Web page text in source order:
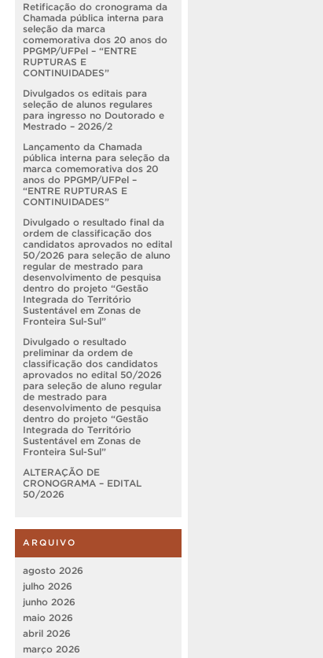
Retificação do cronograma da
Chamada pública interna para
seleção da marca
comemorativa dos 20 anos do
PPGMP/UFPel – “ENTRE
RUPTURAS E
CONTINUIDADES”
Divulgados os editais para
seleção de alunos regulares
para ingresso no Doutorado e
Mestrado – 2026/2
Lançamento da Chamada
pública interna para seleção da
marca comemorativa dos 20
anos do PPGMP/UFPel –
“ENTRE RUPTURAS E
CONTINUIDADES”
Divulgado o resultado final da
ordem de classificação dos
candidatos aprovados no edital
50/2026 para seleção de aluno
regular de mestrado para
desenvolvimento de pesquisa
dentro do projeto “Gestão
Integrada do Território
Sustentável em Zonas de
Fronteira Sul-Sul”
Divulgado o resultado
preliminar da ordem de
classificação dos candidatos
aprovados no edital 50/2026
para seleção de aluno regular
de mestrado para
desenvolvimento de pesquisa
dentro do projeto “Gestão
Integrada do Território
Sustentável em Zonas de
Fronteira Sul-Sul”
ALTERAÇÃO DE
CRONOGRAMA – EDITAL
50/2026
ARQUIVO
agosto 2026
julho 2026
junho 2026
maio 2026
abril 2026
março 2026